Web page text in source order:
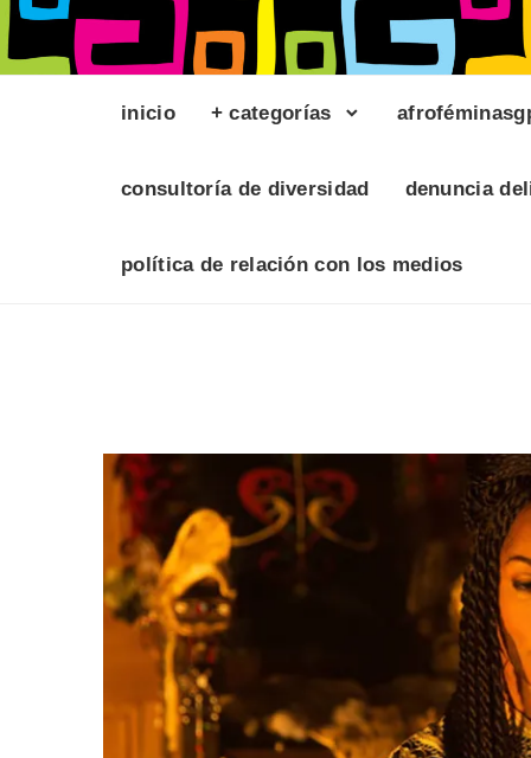
inicio + categorías
consultoría de diversidad denuncia
política de relación con los medios